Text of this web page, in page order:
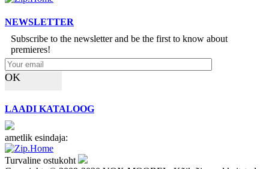
NEWSLETTER
Subscribe to the newsletter and be the first to know about
premieres!
OK
LAADI KATALOOG
ametlik esindaja:
Turvaline ostukoht